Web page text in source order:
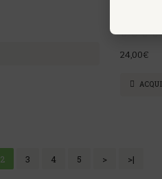
24,00€
2 3 4 5 > >|